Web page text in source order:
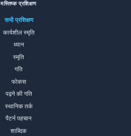
मस्तिष्क प्रशिक्षण
सभी प्रशिक्षण
कार्यशील स्मृति
ध्यान
स्मृति
गति
फोकस
पढ़ने की गति
स्थानिक तर्क
पैटर्न पहचान
शाब्दिक